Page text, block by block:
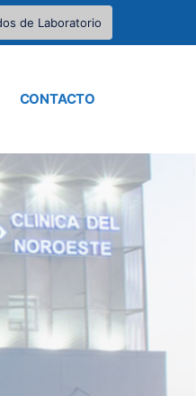
de Laboratorio
CONTACTO